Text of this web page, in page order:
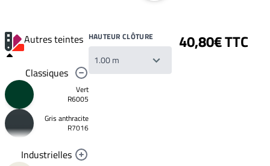
Autres teintes
Classiques
Vert
R6005
Gris anthracite
R7016
Industrielles
HAUTEUR CLÔTURE 40,80€ TTC
Votre
liste
souhaits
Un